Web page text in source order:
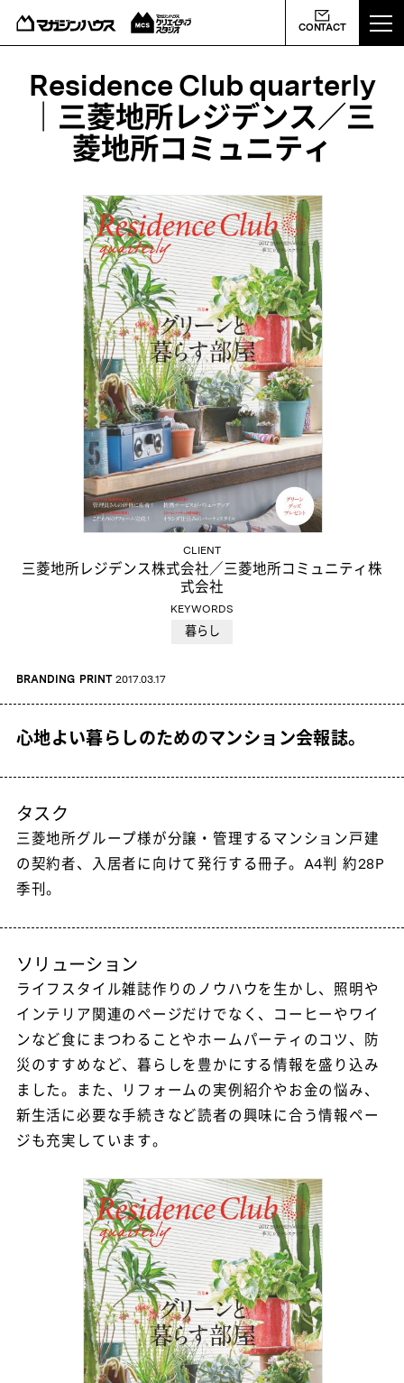
CONTACT
ABOUT US
MCS NEWS
WORKS
CONTACT
会社概要 ライバシーポリシー よくあるご質問
Residence Club quarterly
｜三菱地所レジデンス／三
菱地所コミュニティ
CLIENT
三菱地所レジデンス株式会社／三菱地所コミュニティ株
式会社
KEYWORDS
暮らし
BRANDING PRINT 2017.03.17
心地よい暮らしのためのマンション会報誌。
タスク
三菱地所グループ様が分譲・管理するマンション戸建
の契約者、入居者に向けて発行する冊子。A4判 約28P
季刊。
ソリューション
ライフスタイル雑誌作りのノウハウを生かし、照明や
インテリア関連のページだけでなく、コーヒーやワイ
ンなど食にまつわることやホームパーティのコツ、防
災のすすめなど、暮らしを豊かにする情報を盛り込み
ました。また、リフォームの実例紹介やお金の悩み、
新生活に必要な手続きなど読者の興味に合う情報ペー
ジも充実しています。